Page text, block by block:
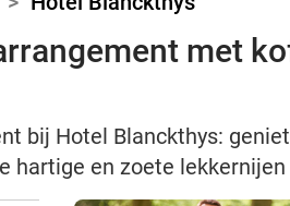
met
bij Hotel Blanckthys:
hartige en zoete lekkernijen